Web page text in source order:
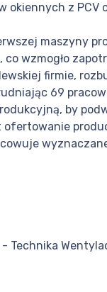
okiennych z
maszyny
wzmogło
firmie,
69
by
Technika